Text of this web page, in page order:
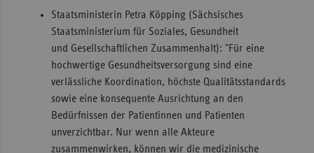
Staatsministerin Petra Köpping (Sächsisches
Staatsministerium für Soziales, Gesundheit
und Gesellschaftlichen Zusammenhalt): "Für eine
hochwertige Gesundheitsversorgung sind eine
verlässliche Koordination, höchste Qualitätsstandards
sowie eine konsequente Ausrichtung an den
Bedürfnissen der Patientinnen und Patienten
unverzichtbar. Nur wenn alle Akteure
zusammenwirken, können wir die medizinische